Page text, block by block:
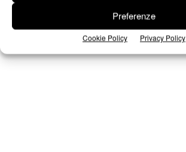
Preferenze
Cookie Policy Privacy Policy